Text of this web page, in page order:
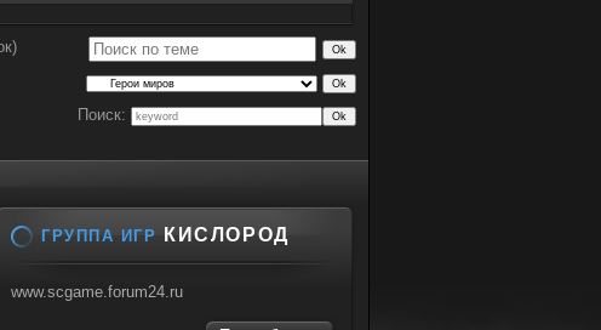
Поиск:
ГРУППА ИГР КИСЛОРОД
www.scgame.forum24.ru